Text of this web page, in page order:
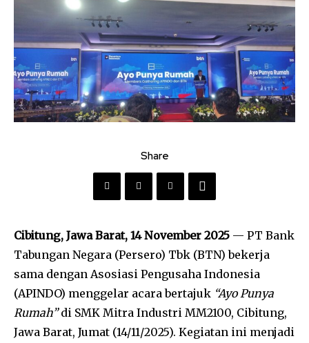
Share
Cibitung, Jawa Barat, 14 November 2025 — PT Bank
Tabungan Negara (Persero) Tbk (BTN) bekerja
sama dengan Asosiasi Pengusaha Indonesia
(APINDO) menggelar acara bertajuk “Ayo Punya
Rumah”di SMK Mitra Industri MM2100, Cibitung,
Jawa Barat, Jumat (14/11/2025). Kegiatan ini menjadi